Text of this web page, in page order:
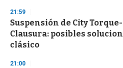
s
e
c
o
n
s
21:59
Suspensión de City
Clausura: posibles
clásico
21:00